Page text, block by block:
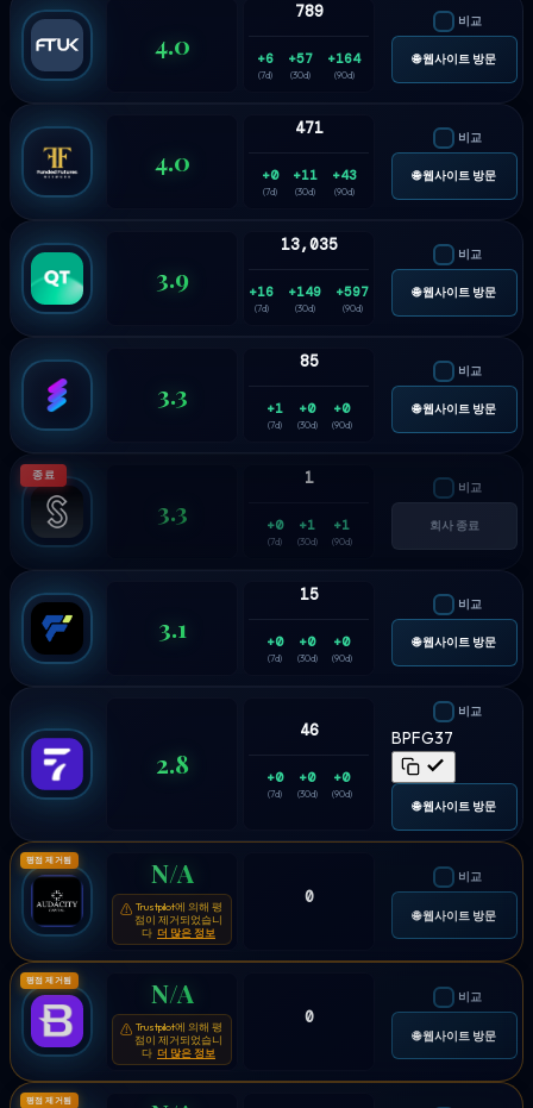
4.0
789
+6
(7d)
+57
(30d)
+164
(90d)
비교
🌐 웹사이트 방문
4.0
471
+0
(7d)
+11
(30d)
+43
(90d)
비교
🌐 웹사이트 방문
3.9
13,035
+16
(7d)
+149
(30d)
+597
(90d)
비교
🌐 웹사이트 방문
3.3
85
+1
(7d)
+0
(30d)
+0
(90d)
비교
🌐 웹사이트 방문
종료
3.3
1
+0
(7d)
+1
(30d)
+1
(90d)
비교
회사 종료
3.1
15
+0
(7d)
+0
(30d)
+0
(90d)
비교
🌐 웹사이트 방문
2.8
46
+0
(7d)
+0
(30d)
+0
(90d)
비교
BPFG37
🌐 웹사이트 방문
평점 제거됨 N/A
⚠ Trustpilot에 의해 평
점이 제거되었습니
다 더 많은 정보
0
비교
🌐 웹사이트 방문
평점 제거됨 N/A
⚠ Trustpilot에 의해 평
점이 제거되었습니
다 더 많은 정보
0
비교
🌐 웹사이트 방문
평점 제거됨